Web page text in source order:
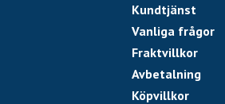
Kundtjänst
Vanliga frågor
Fraktvillkor
Avbetalning
Köpvillkor